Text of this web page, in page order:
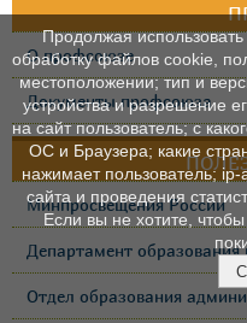
О профсоюзе
Документы профсоюза
Минпросвещения России
Департамент образования
Отдел образования
Продолжая
обработку файлов cookie,
местоположении; тип и
устройства и разрешение
на сайт пользователь; с
ОС и Браузера; какие
нажимает пользователь;
сайта и проведения
Если вы не хотите,